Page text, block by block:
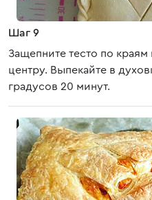
Шаг 9
Защепните тесто по
центру. Выпекайте в
градусов 20 минут.